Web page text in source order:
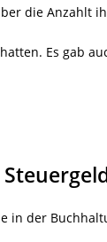
die Anzahlt
Es gab
in der